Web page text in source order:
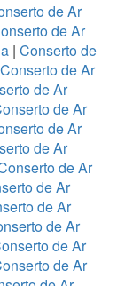
de Ar
de Ar
| Conserto de
Conserto de Ar
de Ar
de Ar
de Ar
de Ar
de Ar
de Ar
de Ar
de Ar
de Ar
de Ar